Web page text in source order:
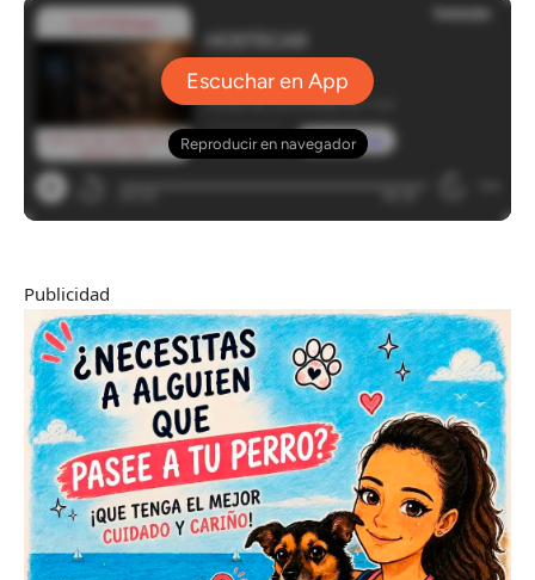
Publicidad